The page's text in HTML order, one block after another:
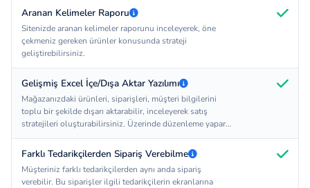
Aranan Kelimeler Raporu
Sitenizde aranan kelimeler raporunu inceleyerek, öne
çekmeniz gereken ürünler konusunda strateji
geliştirebilirsiniz.
Gelişmiş Excel İçe/Dışa Aktar Yazılımı
Mağazanızdaki ürünleri, siparişleri, müşteri bilgilerini
toplu bir şekilde dışarı aktarabilir, inceleyerek satış
stratejileri oluşturabilirsiniz. Üzerinde düzenleme yaparak
tekrar sitenizin içerisine aktarabilirsiniz.
Farklı Tedarikçilerden Sipariş Verebilme
Müşteriniz farklı tedarikçilerden aynı anda sipariş
verebilir. Bu siparişler ilgili tedarikçilerin ekranlarına